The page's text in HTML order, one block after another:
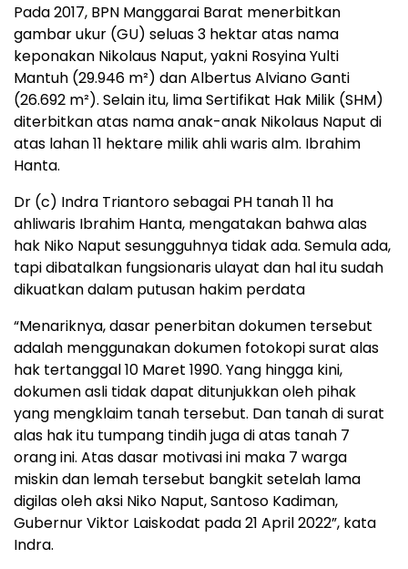
Pada 2017, BPN Manggarai Barat menerbitkan
gambar ukur (GU) seluas 3 hektar atas nama
keponakan Nikolaus Naput, yakni Rosyina Yulti
Mantuh (29.946 m²) dan Albertus Alviano Ganti
(26.692 m²). Selain itu, lima Sertifikat Hak Milik (SHM)
diterbitkan atas nama anak-anak Nikolaus Naput di
atas lahan 11 hektare milik ahli waris alm. Ibrahim
Hanta.
Dr (c) Indra Triantoro sebagai PH tanah 11 ha
ahliwaris Ibrahim Hanta, mengatakan bahwa alas
hak Niko Naput sesungguhnya tidak ada. Semula ada,
tapi dibatalkan fungsionaris ulayat dan hal itu sudah
dikuatkan dalam putusan hakim perdata
“Menariknya, dasar penerbitan dokumen tersebut
adalah menggunakan dokumen fotokopi surat alas
hak tertanggal 10 Maret 1990. Yang hingga kini,
dokumen asli tidak dapat ditunjukkan oleh pihak
yang mengklaim tanah tersebut. Dan tanah di surat
alas hak itu tumpang tindih juga di atas tanah 7
orang ini. Atas dasar motivasi ini maka 7 warga
miskin dan lemah tersebut bangkit setelah lama
digilas oleh aksi Niko Naput, Santoso Kadiman,
Gubernur Viktor Laiskodat pada 21 April 2022”, kata
Indra.